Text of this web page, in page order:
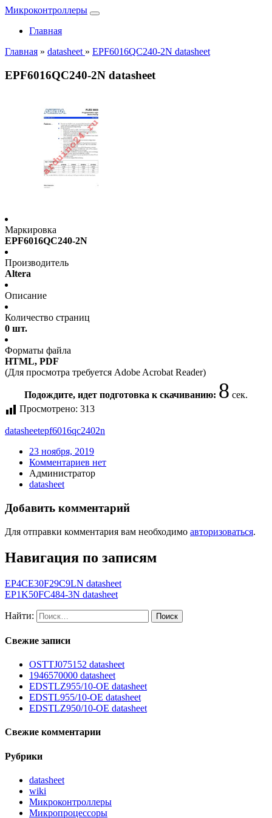
Микроконтроллеры
Главная
Главная » datasheet » EPF6016QC240-2N datasheet
EPF6016QC240-2N datasheet
Маркировка
EPF6016QC240-2N
Производитель
Altera
Описание
Количество страниц
0 шт.
Форматы файла
HTML, PDF
(Для просмотра требуется Adobe Acrobat Reader)
Подождите, идет подготовка к скачиванию: 8 сек.
Просмотрено: 313
datasheetepf6016qc2402n
23 ноября, 2019
Комментариев нет
Администратор
datasheet
Добавить комментарий
Для отправки комментария вам необходимо авторизоваться.
Навигация по записям
EP4CE30F29C9LN datasheet
EP1K50FC484-3N datasheet
Найти:
Свежие записи
OSTTJ075152 datasheet
1946570000 datasheet
EDSTLZ955/10-OE datasheet
EDSTL955/10-OE datasheet
EDSTLZ950/10-OE datasheet
Свежие комментарии
Рубрики
datasheet
wiki
Микроконтроллеры
Микропроцессоры